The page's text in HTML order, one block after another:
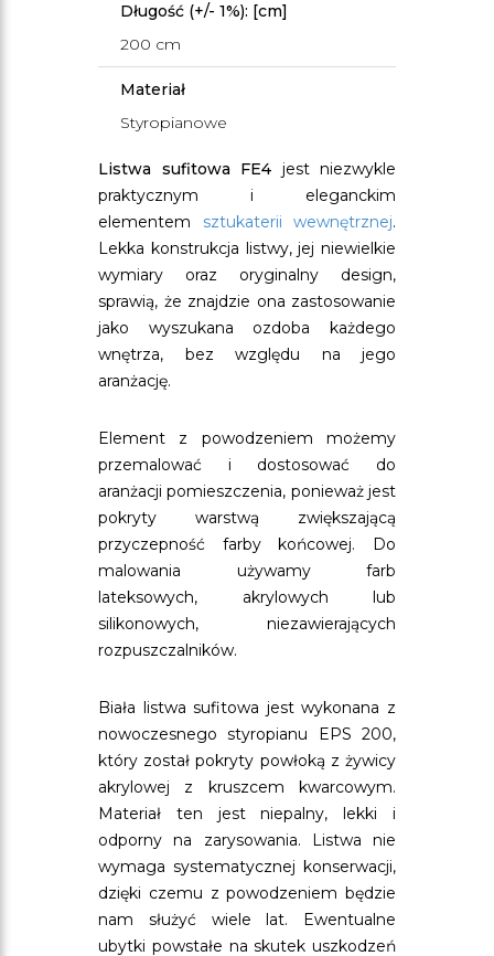
Długość (+/- 1%): [cm]
200 cm
Materiał
Styropianowe
Listwa sufitowa FE4 jest niezwykle
praktycznym i eleganckim
elementem sztukaterii wewnętrznej.
Lekka konstrukcja listwy, jej niewielkie
wymiary oraz oryginalny design,
sprawią, że znajdzie ona zastosowanie
jako wyszukana ozdoba każdego
wnętrza, bez względu na jego
aranżację.
Element z powodzeniem możemy
przemalować i dostosować do
aranżacji pomieszczenia, ponieważ jest
pokryty warstwą zwiększającą
przyczepność farby końcowej. Do
malowania używamy farb
lateksowych, akrylowych lub
silikonowych, niezawierających
rozpuszczalników.
Biała listwa sufitowa jest wykonana z
nowoczesnego styropianu EPS 200,
który został pokryty powłoką z żywicy
akrylowej z kruszcem kwarcowym.
Materiał ten jest niepalny, lekki i
odporny na zarysowania. Listwa nie
wymaga systematycznej konserwacji,
dzięki czemu z powodzeniem będzie
nam służyć wiele lat. Ewentualne
ubytki powstałe na skutek uszkodzeń